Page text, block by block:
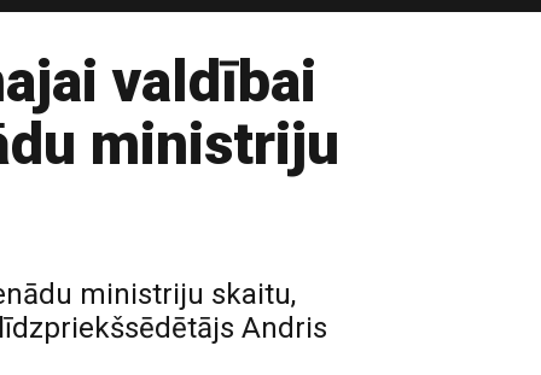
valdībai
ministriju
ministriju skaitu,
Andris